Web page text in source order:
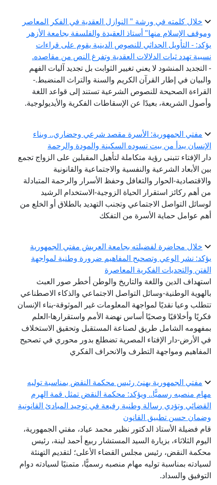
خلال كلمته في ورشة " النوازل العقدية في الفكر المعاصر
وموقف الإسلام منها" أستاذ العقيدة والفلسفة بجامعة الأزهر
يؤكد: - التأويل الحداثي للنصوص الدينية يقوم على قراءات
نسبية تهدد ثبات الدلالات العقدية وتفرغ النص من مقاصده.
- التجديد المنشود لا يعني تغيير الثوابت بل تجديد آليات الفهم
والبيان في إطار القرآن الكريم والسنة والتراث المنضبط.-
القراءة الصحيحة للنصوص الشرعية تستند إلى قواعد اللغة
وأصول الشريعة، بعيدًا عن الإسقاطات الفكرية والأيديولوجية.
مفتي الجمهورية: الأسرة مقصد شرعي وحضاري.. وبناء
الإنسان يبدأ من بيت تسوده السكينة والمودة والرحمة
دار الإفتاء تتبنى رؤية متكاملة لتأهيل المقبلين على الزواج تجمع
بين الأبعاد الشرعية والنفسية والاجتماعية والقانونية
والاقتصادية-الحوار والتغافل وحفظ الأسرار والرحمة المتبادلة
من أهم ركائز استقرار الحياة الزوجية-الاستخدام الرشيد
لوسائل التواصل الاجتماعي وتجنب التهديد بالطلاق أو الخلع من
أهم عوامل حماية الأسرة من التفكك
خلال محاضرة لفضيلته بجامعة العريش مفتي الجمهورية
يؤكد: نشر الوعي وتصحيح المفاهيم ضرورة وطنية لمواجهة
الفتن والتحديات الفكرية المعاصرة
استهداف الدين واللغة والتاريخ والوطن أخطر صور العبث
بالهوية الوطنية-وسائل التواصل الاجتماعي والذكاء الاصطناعي
تتطلب وعيا نقديًا لمواجهة المعلومات غير الموثوقة-بناء الإنسان
فكريًا وأخلاقيًا وصحيًا أساس نهضة الأمم واستقرارها-العلم
بمفهومه الشامل طريق لصناعة المستقبل وتحقيق الاستخلاف
في الأرض-دار الإفتاء المصرية تضطلع بدور محوري في تصحيح
المفاهيم ومواجهة التطرف والانحراف الفكري
مفتي الجمهورية يهنئ رئيس محكمة النقض بمناسبة توليه
مهام منصبه رسميًّا.. ويؤكد: محكمة النقض تمثل قمة الهرم
القضائي وتؤدي رسالة وطنية رفيعة في توحيد المبادئ القانونية
وضمان حسن تطبيق القانون
قام فضيلة الأستاذ الدكتور نظير محمد عياد، مفتي الجمهورية،
اليوم الثلاثاء، بزيارة السيد المستشار ربيع أحمد لبنة، رئيس
محكمة النقض، رئيس مجلس القضاء الأعلى؛ لتقديم التهنئة
لسيادته بمناسبة توليه مهام منصبه رسميًّا، متمنيًا لسيادته دوام
التوفيق والسداد.